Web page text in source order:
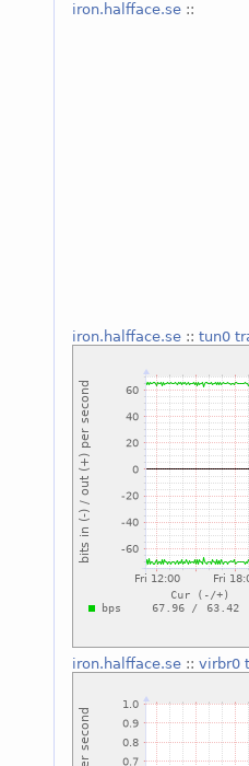
iron.halfface.se::
iron.halfface.se:: tun0
iron.halfface.se:: virbr0